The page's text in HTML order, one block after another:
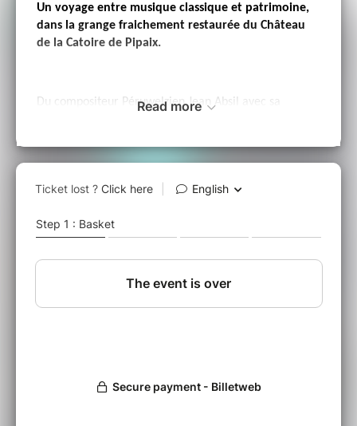
Un voyage entre musique classique et patrimoine,
dans la grange fraichement restaurée du Château
de la Catoire de Pipaix.
Du compositeur Péruwelzien Jean Absil avec sa
par des arrangements de musiques de film, le quintet
moment suspendu à travers les époques, tout en
Avant ou après le concert, embarquez pour une visite
du parc et des dépendances, guidée par le Cercle
d’Histoire et d’Archéologie de Leuze-en-Hainaut
Read more